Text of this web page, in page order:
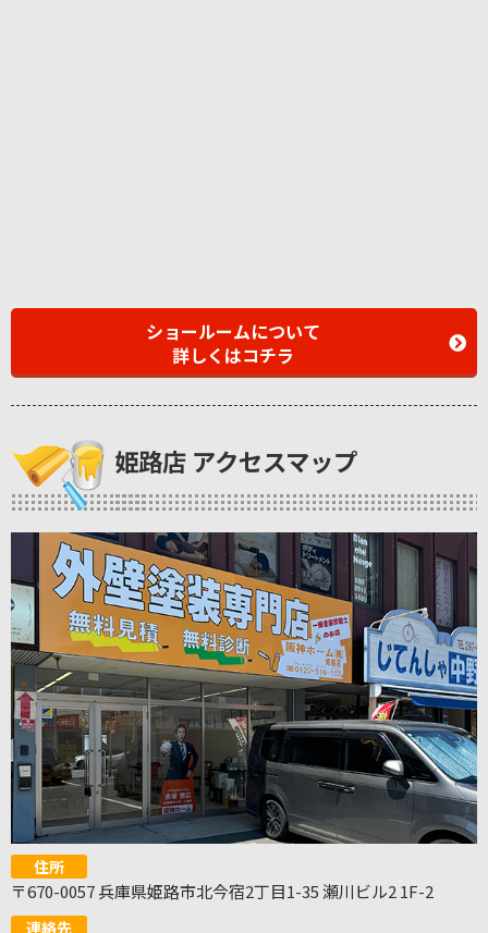
ショールームについて
詳しくはコチラ
姫路店 アクセスマップ
住所
〒670-0057 兵庫県姫路市北今宿2丁目1-35 瀬川ビル2 1F-2
連絡先